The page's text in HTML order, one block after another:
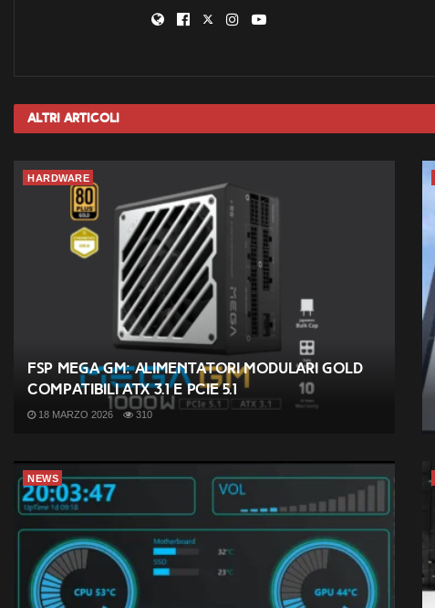
Altri Articoli
HARDWARE
FSP MEGA GM: alimentatori modulari Gold
compatibili ATX 3.1 e PCIe 5.1
18 MARZO 2026 310
NEWS